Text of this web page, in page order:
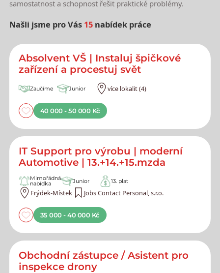
samostatnost a schopnost řešit praktické problémy.
Našli jsme pro Vás 15 nabídek práce
Nejnovější nabídky práce
Absolvent VŠ | Instaluj špičkové
zařízení a procestuj svět
Zaučíme Junior více lokalit (4)
40 000 - 50 000 Kč
IT Support pro výrobu | moderní
Automotive | 13.+14.+15.mzda
Mimořádná
nabídka Junior 13. plat
Frýdek-Místek Jobs Contact Personal, s.r.o.
35 000 - 40 000 Kč
Obchodní zástupce / Asistent pro
inspekce drony